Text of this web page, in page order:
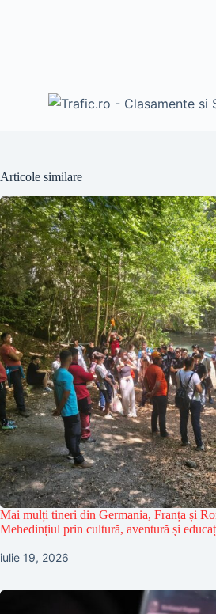
Articole similare
Mai mulți tineri din Germania, Franța și
Mehedințiul prin cultură, aventură și
iulie 19, 2026